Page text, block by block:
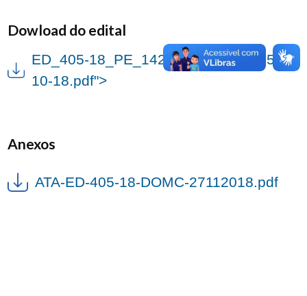
Dowload do edital
ED_405-18_PE_142-18_-_SMDS_15-
10-18.pdf">
Anexos
ATA-ED-405-18-DOMC-27112018.pdf